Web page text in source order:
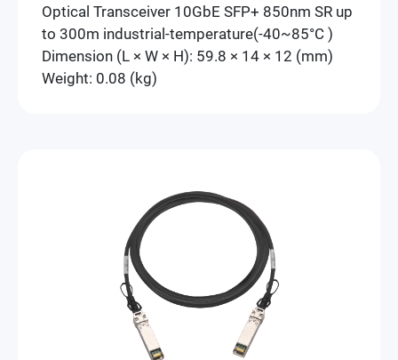
Optical Transceiver 10GbE SFP+ 850nm SR up
to 300m industrial-temperature(-40~85°C )
Dimension (L × W × H): 59.8 × 14 × 12 (mm)
Weight: 0.08 (kg)